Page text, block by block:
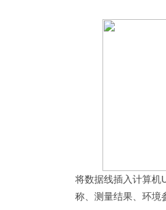
将数据线插入计算机
称、测量结果、环境